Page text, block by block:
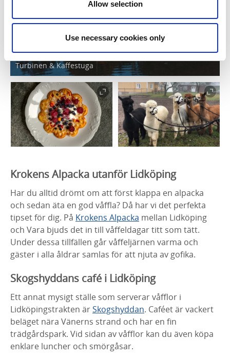
Allow selection
Use necessary cookies only
Turbinen & Kaffestuga
Krokens Alpacka utanför Lidköping
Har du alltid drömt om att först klappa en alpacka
och sedan äta en god våffla? Då har vi det perfekta
tipset för dig. På Krokens Alpacka mellan Lidköping
och Vara bjuds det in till våffeldagar titt som tätt.
Under dessa tillfällen går våffeljärnen varma och
gäster i alla åldrar samlas för att njuta av gofika.
Skogshyddans café i Lidköping
Ett annat mysigt ställe som serverar våfflor i
Lidköpingstrakten ärSkogshyddan. Caféet är vackert
beläget nära Vänerns strand och har en fin
trädgårdspark. Vid sidan av våfflor kan du även köpa
enklare luncher och smörgåsar.